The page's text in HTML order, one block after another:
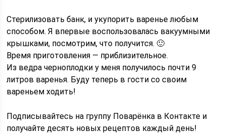
Стерилизовать банк, и укупорить варенье любым
способом. Я впервые воспользовалась вакуумными
крышками, посмотрим, что получится. 🙂
Время приготовления — приблизительное.
Из ведра черноплодки у меня получилось почти 9
литров варенья. Буду теперь в гости со своим
вареньем ходить!
Подписывайтесь на группу Поварёнка в Контакте и
получайте десять новых рецептов каждый день!